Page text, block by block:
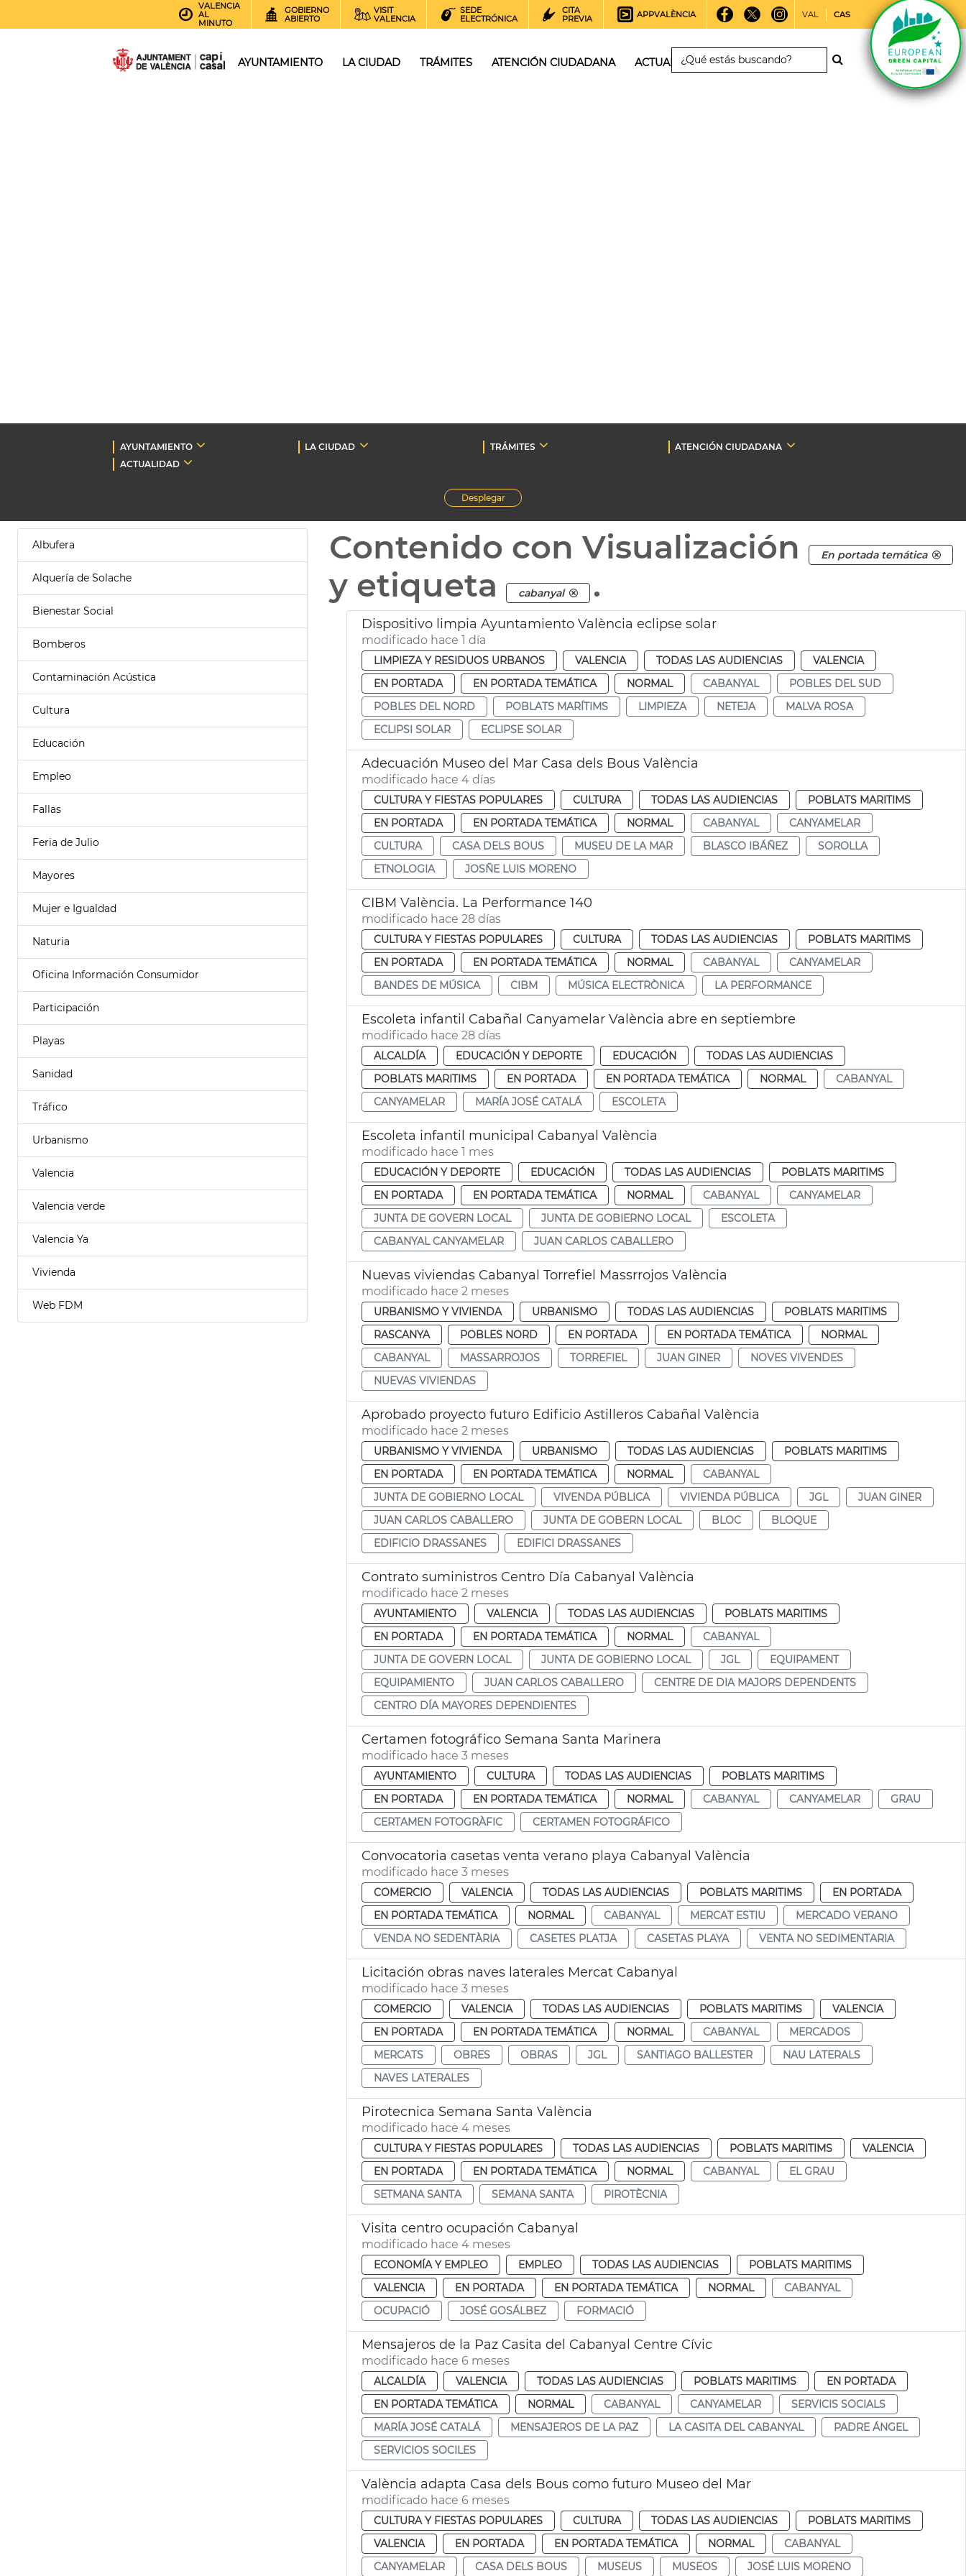
VALENCIA
AL
MINUTO
GOBIERNO
ABIERTO
VISIT
VALENCIA
SEDE
ELECTRÓNICA
CITA
PREVIA
APPVALÈNCIA VAL CAS
AYUNTAMIENTO LA CIUDAD TRÁMITES ATENCIÓN CIUDADANA ACTUALIDAD
AYUNTAMIENTO LA CIUDAD TRÁMITES
ATENCIÓN CIUDADANA
ACTUALIDAD
Desplegar
Albufera
Alquería de Solache
Bienestar Social
Bomberos
Contaminación Acústica
Cultura
Educación
Empleo
Fallas
Feria de Julio
Mayores
Mujer e Igualdad
Naturia
Oficina Información Consumidor
Participación
Playas
Sanidad
Tráfico
Urbanismo
Valencia
Valencia verde
Valencia Ya
Vivienda
Web FDM
Contenido con Visualización En portada temática
y etiqueta cabanyal .
Dispositivo limpia Ayuntamiento València eclipse solar
modificado hace 1 día
LIMPIEZA Y RESIDUOS URBANOS VALENCIA TODAS LAS AUDIENCIAS
VALENCIA
EN PORTADA
EN PORTADA TEMÁTICA NORMAL CABANYAL
POBLES DEL SUD
POBLES DEL NORD
POBLATS MARÍTIMS LIMPIEZA NETEJA
MALVA ROSA
ECLIPSI SOLAR
ECLIPSE SOLAR
Adecuación Museo del Mar Casa dels Bous València
modificado hace 4 días
CULTURA Y FIESTAS POPULARES CULTURA TODAS LAS AUDIENCIAS
POBLATS MARITIMS
EN PORTADA
EN PORTADA TEMÁTICA NORMAL CABANYAL
CANYAMELAR
CULTURA
CASA DELS BOUS MUSEU DE LA MAR BLASCO IBÁÑEZ
SOROLLA
ETNOLOGIA
JOSÑE LUIS MORENO
CIBM València. La Performance 140
modificado hace 28 días
CULTURA Y FIESTAS POPULARES CULTURA TODAS LAS AUDIENCIAS
POBLATS MARITIMS
EN PORTADA
EN PORTADA TEMÁTICA NORMAL CABANYAL
CANYAMELAR
BANDES DE MÚSICA
CIBM MÚSICA ELECTRÒNICA LA PERFORMANCE
Escoleta infantil Cabañal Canyamelar València abre en septiembre
modificado hace 28 días
ALCALDÍA EDUCACIÓN Y DEPORTE EDUCACIÓN
TODAS LAS AUDIENCIAS
POBLATS MARITIMS
EN PORTADA EN PORTADA TEMÁTICA NORMAL
CABANYAL
CANYAMELAR
MARÍA JOSÉ CATALÁ ESCOLETA
Escoleta infantil municipal Cabanyal València
modificado hace 1 mes
EDUCACIÓN Y DEPORTE EDUCACIÓN TODAS LAS AUDIENCIAS
POBLATS MARITIMS
EN PORTADA
EN PORTADA TEMÁTICA NORMAL CABANYAL
CANYAMELAR
JUNTA DE GOVERN LOCAL
JUNTA DE GOBIERNO LOCAL
ESCOLETA
CABANYAL CANYAMELAR
JUAN CARLOS CABALLERO
Nuevas viviendas Cabanyal Torrefiel Massrrojos València
modificado hace 2 meses
URBANISMO Y VIVIENDA URBANISMO TODAS LAS AUDIENCIAS
POBLATS MARITIMS
RASCANYA
POBLES NORD EN PORTADA EN PORTADA TEMÁTICA
NORMAL
CABANYAL
MASSARROJOS TORREFIEL JUAN GINER
NOVES VIVENDES
NUEVAS VIVIENDAS
Aprobado proyecto futuro Edificio Astilleros Cabañal València
modificado hace 2 meses
URBANISMO Y VIVIENDA URBANISMO TODAS LAS AUDIENCIAS
POBLATS MARITIMS
EN PORTADA
EN PORTADA TEMÁTICA NORMAL
CABANYAL
JUNTA DE GOBIERNO LOCAL
VIVENDA PÚBLICA VIVIENDA PÚBLICA JGL
JUAN GINER
JUAN CARLOS CABALLERO
JUNTA DE GOBERN LOCAL BLOC
BLOQUE
EDIFICIO DRASSANES
EDIFICI DRASSANES
Contrato suministros Centro Día Cabanyal València
modificado hace 2 meses
AYUNTAMIENTO VALENCIA TODAS LAS AUDIENCIAS
POBLATS MARITIMS
EN PORTADA
EN PORTADA TEMÁTICA NORMAL
CABANYAL
JUNTA DE GOVERN LOCAL
JUNTA DE GOBIERNO LOCAL JGL
EQUIPAMENT
EQUIPAMIENTO
JUAN CARLOS CABALLERO
CENTRE DE DIA MAJORS DEPENDENTS
CENTRO DÍA MAYORES DEPENDIENTES
Certamen fotográfico Semana Santa Marinera
modificado hace 3 meses
AYUNTAMIENTO CULTURA TODAS LAS AUDIENCIAS
POBLATS MARITIMS
EN PORTADA
EN PORTADA TEMÁTICA NORMAL CABANYAL CANYAMELAR
GRAU
CERTAMEN FOTOGRÀFIC
CERTAMEN FOTOGRÁFICO
Convocatoria casetas venta verano playa Cabanyal València
modificado hace 3 meses
COMERCIO VALENCIA TODAS LAS AUDIENCIAS POBLATS MARITIMS
EN PORTADA
EN PORTADA TEMÁTICA
NORMAL CABANYAL MERCAT ESTIU
MERCADO VERANO
VENDA NO SEDENTÀRIA
CASETES PLATJA CASETAS PLAYA VENTA NO SEDIMENTARIA
Licitación obras naves laterales Mercat Cabanyal
modificado hace 3 meses
COMERCIO VALENCIA TODAS LAS AUDIENCIAS POBLATS MARITIMS
VALENCIA
EN PORTADA
EN PORTADA TEMÁTICA NORMAL CABANYAL
MERCADOS
MERCATS
OBRES OBRAS JGL SANTIAGO BALLESTER
NAU LATERALS
NAVES LATERALES
Pirotecnica Semana Santa València
modificado hace 4 meses
CULTURA Y FIESTAS POPULARES TODAS LAS AUDIENCIAS POBLATS MARITIMS
VALENCIA
EN PORTADA
EN PORTADA TEMÁTICA NORMAL CABANYAL
EL GRAU
SETMANA SANTA
SEMANA SANTA PIROTÈCNIA
Visita centro ocupación Cabanyal
modificado hace 4 meses
ECONOMÍA Y EMPLEO EMPLEO TODAS LAS AUDIENCIAS
POBLATS MARITIMS
VALENCIA
EN PORTADA EN PORTADA TEMÁTICA NORMAL
CABANYAL
OCUPACIÓ
JOSÉ GOSÁLBEZ FORMACIÓ
Mensajeros de la Paz Casita del Cabanyal Centre Cívic
modificado hace 6 meses
ALCALDÍA VALENCIA TODAS LAS AUDIENCIAS POBLATS MARITIMS
EN PORTADA
EN PORTADA TEMÁTICA
NORMAL CABANYAL CANYAMELAR
SERVICIS SOCIALS
MARÍA JOSÉ CATALÁ
MENSAJEROS DE LA PAZ LA CASITA DEL CABANYAL
PADRE ÁNGEL
SERVICIOS SOCILES
València adapta Casa dels Bous como futuro Museo del Mar
modificado hace 6 meses
CULTURA Y FIESTAS POPULARES CULTURA TODAS LAS AUDIENCIAS
POBLATS MARITIMS
VALENCIA
EN PORTADA EN PORTADA TEMÁTICA NORMAL
CABANYAL
CANYAMELAR
CASA DELS BOUS MUSEUS MUSEOS JOSÉ LUIS MORENO